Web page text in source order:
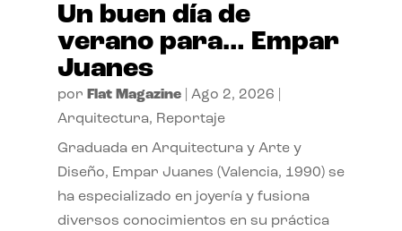
Un buen día de
verano para… Empar
Juanes
por Flat Magazine| Ago 2, 2026
Arquitectura, Reportaje
Graduada en Arquitectura y Arte y
Diseño, Empar Juanes (Valencia, 1990) se
ha especializado en joyería y fusiona
diversos conocimientos en su práctica